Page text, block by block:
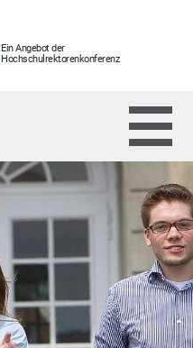
Ein Angebot der
Hochschulrektorenkonferenz